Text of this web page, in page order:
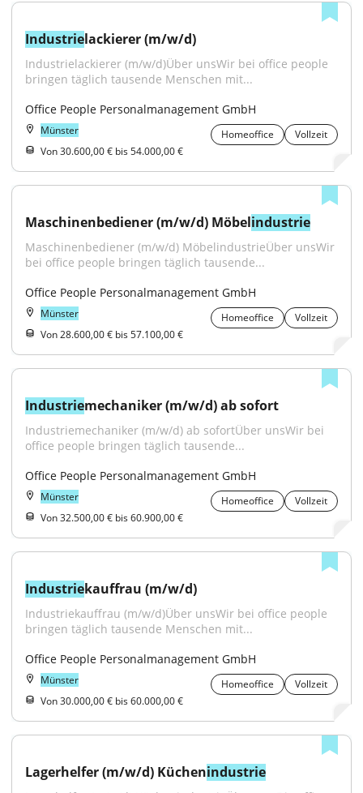
Industrielackierer (m/w/d)
Industrielackierer (m/w/d)Über unsWir bei office people
bringen täglich tausende Menschen mit...
Office People Personalmanagement GmbH
Münster Homeoffice
Vollzeit
Von 30.600,00 € bis 54.000,00 €
Maschinenbediener (m/w/d) Möbelindustrie
Maschinenbediener (m/w/d) MöbelindustrieÜber unsWir
bei office people bringen täglich tausende...
Office People Personalmanagement GmbH
Münster Homeoffice
Vollzeit
Von 28.600,00 € bis 57.100,00 €
Industriemechaniker (m/w/d) ab sofort
Industriemechaniker (m/w/d) ab sofortÜber unsWir bei
office people bringen täglich tausende...
Office People Personalmanagement GmbH
Münster Homeoffice
Vollzeit
Von 32.500,00 € bis 60.900,00 €
Industriekauffrau (m/w/d)
Industriekauffrau (m/w/d)Über unsWir bei office people
bringen täglich tausende Menschen mit...
Office People Personalmanagement GmbH
Münster Homeoffice
Vollzeit
Von 30.000,00 € bis 60.000,00 €
Lagerhelfer (m/w/d) Küchenindustrie